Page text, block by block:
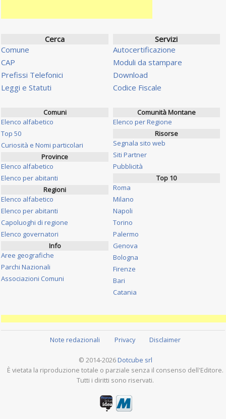
Cerca
Comune
CAP
Prefissi Telefonici
Leggi e Statuti
Servizi
Autocertificazione
Moduli da stampare
Download
Codice Fiscale
Comuni
Elenco alfabetico
Top 50
Curiosità e Nomi particolari
Province
Elenco alfabetico
Elenco per abitanti
Regioni
Elenco alfabetico
Elenco per abitanti
Capoluoghi di regione
Elenco governatori
Info
Aree geografiche
Parchi Nazionali
Associazioni Comuni
Comunità Montane
Elenco per Regione
Risorse
Segnala sito web
Siti Partner
Pubblicità
Top 10
Roma
Milano
Napoli
Torino
Palermo
Genova
Bologna
Firenze
Bari
Catania
Note redazionali Privacy Disclaimer
© 2014-2026 Dotcube srl
È vietata la riproduzione totale o parziale senza il consenso dell'Editore.
Tutti i diritti sono riservati.